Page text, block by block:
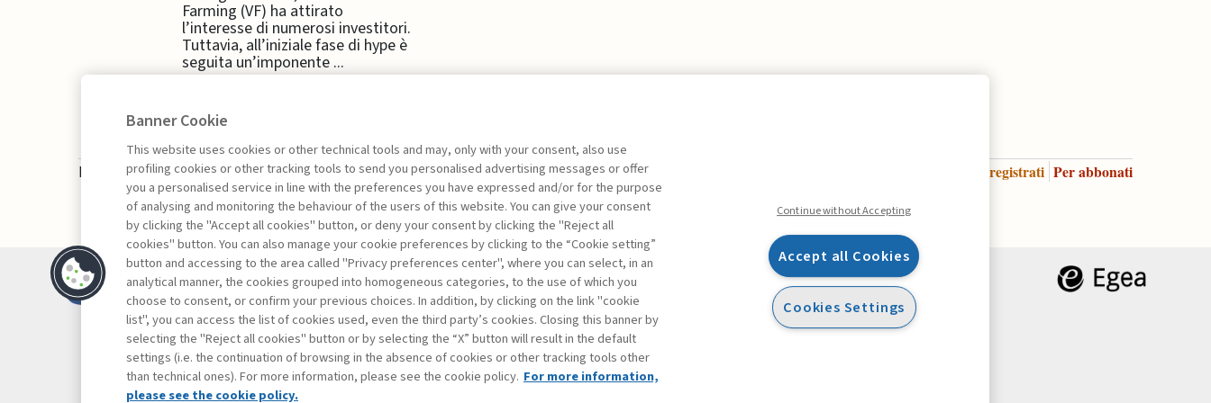
Farming (VF) ha attirato
l’interesse di numerosi investitori.
Tuttavia, all’iniziale fase di hype è
seguita un’imponente ...
La consultazione dei libri è riservata esclusivamente agli abbonati Premium Per registrati Per abbonati
Contatti
Abbonamenti
Archivio rubriche
Privacy
Cookie policy
Whistleblowing
FacebookTwitterLinkedin
Banner Cookie
This website uses cookies or other technical tools and may, only with your consent, also use
profiling cookies or other tracking tools to send you personalised advertising messages or offer
you a personalised service in line with the preferences you have expressed and/or for the purpose
of analysing and monitoring the behaviour of the users of this website. You can give your consent
by clicking the "Accept all cookies" button, or deny your consent by clicking the "Reject all
cookies" button. You can also manage your cookie preferences by clicking to the “Cookie setting”
button and accessing to the area called "Privacy preferences center", where you can select, in an
analytical manner, the cookies grouped into homogeneous categories, to the use of which you
choose to consent, or confirm your previous choices. In addition, by clicking on the link "cookie
list", you can access the list of cookies used, even the third party’s cookies. Closing this banner by
selecting the "Reject all cookies" button or by selecting the “X” button will result in the default
settings (i.e. the continuation of browsing in the absence of cookies or other tracking tools other
than technical ones). For more information, please see the cookie policy. For more information,
please see the cookie policy.
Continue without Accepting
Accept all Cookies
Cookies Settings